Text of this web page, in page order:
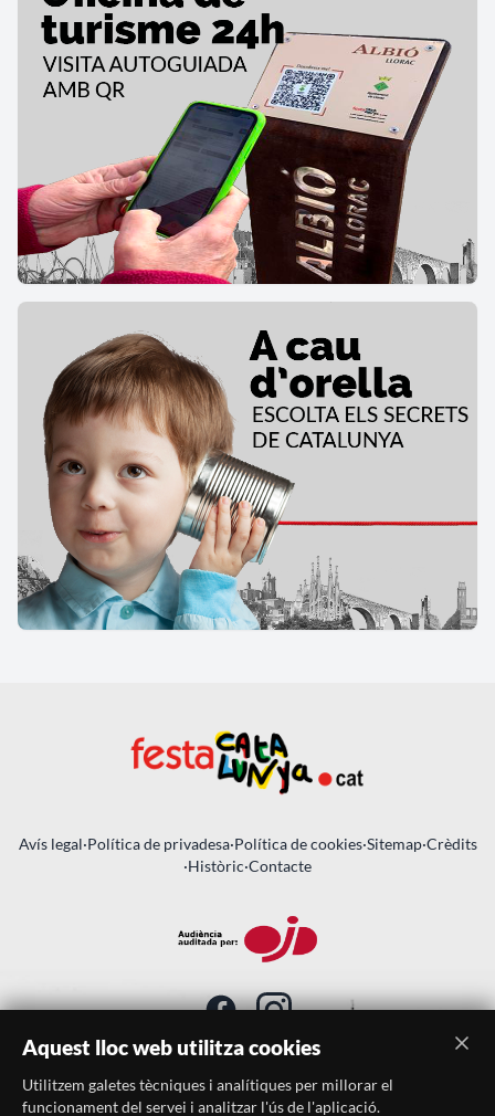
Avís legal·Política de privadesa·Política de cookies·Sitemap·Crèdits
·Històric·Contacte
SUBSCRIU-TE AL BUTLLETÍ
Aquest lloc web utilitza cookies
Utilitzem galetes tècniques i analítiques per millorar el
funcionament del servei i analitzar l'ús de l'aplicació.